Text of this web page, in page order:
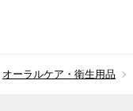
オーラルケア・衛生用品